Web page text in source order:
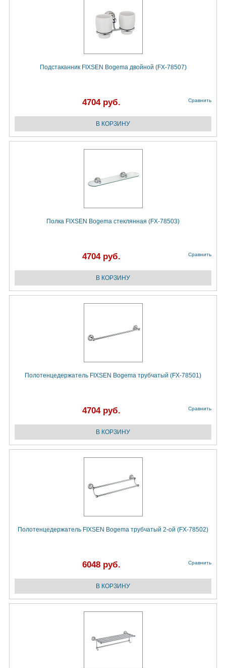
Подстаканник FIXSEN Bogema двойной (FX-78507)
4704 руб. Сравнить
Полка FIXSEN Bogema стеклянная (FX-78503)
4704 руб. Сравнить
Полотенцедержатель FIXSEN Bogema трубчатый (FX-78501)
4704 руб. Сравнить
Полотенцедержатель FIXSEN Bogema трубчатый 2-ой (FX-78502)
6048 руб. Сравнить